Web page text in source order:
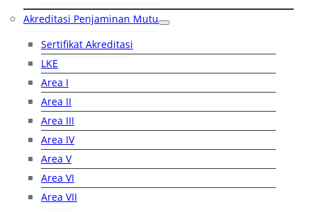
Akreditasi Penjaminan Mutu
Sertifikat Akreditasi
LKE
Area I
Area II
Area III
Area IV
Area V
Area VI
Area VII